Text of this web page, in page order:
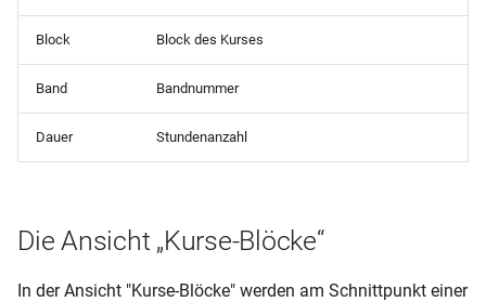
Block Block des Kurses
Band Bandnummer
Dauer Stundenanzahl
Die Ansicht „Kurse-Blöcke“
In der Ansicht "Kurse-Blöcke" werden am Schnittpunkt einer